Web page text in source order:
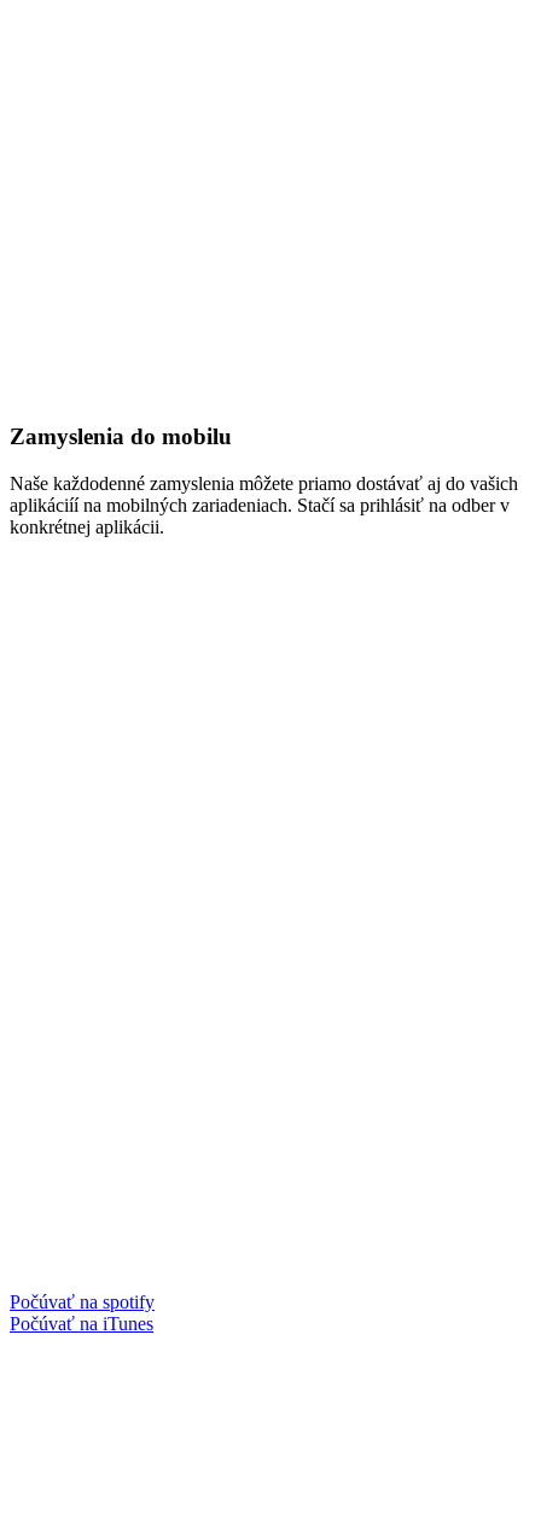
Zamyslenia do mobilu
Naše každodenné zamyslenia môžete priamo dostávať aj do vašich
aplikáciíí na mobilných zariadeniach. Stačí sa prihlásiť na odber v
konkrétnej aplikácii.
Počúvať na spotify
Počúvať na iTunes